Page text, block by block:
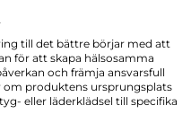
till det bättre börjar med att
för att skapa hälsosamma
och främja ansvarsfull
om produktens ursprungsplats
eller läderklädsel till specifika